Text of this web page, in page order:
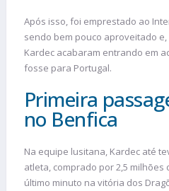
Após isso, foi emprestado ao
sendo bem pouco aproveitado
Kardec acabaram entrando em
fosse para Portugal.
Primeira
no Benfica
Na equipe lusitana, Kardec até
atleta, comprado por 2,5 milhões
último minuto na vitória dos